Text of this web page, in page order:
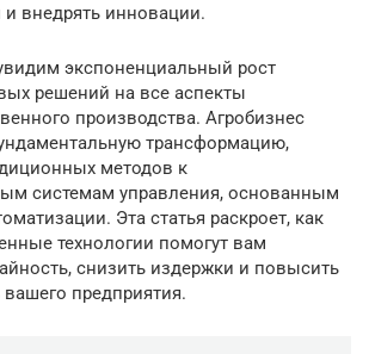
внедрять инновации.
экспоненциальный рост
решений на все аспекты
производства. Агробизнес
трансформацию,
методов к
системам управления, основанным
Эта статья раскроет, как
технологии помогут вам
снизить издержки и повысить
вашего предприятия.